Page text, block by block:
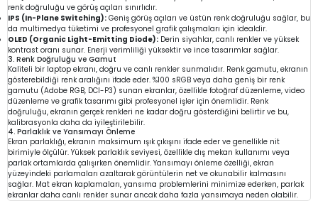
renk doğruluğu ve görüş açıları sınırlıdır.
IPS (In-Plane Switching): Geniş görüş açıları ve üstün renk doğruluğu sağlar, bu
da multimedya tüketimi ve profesyonel grafik çalışmaları için idealdir.
OLED (Organic Light-Emitting Diode): Derin siyahlar, canlı renkler ve yüksek
kontrast oranı sunar. Enerji verimliliği yüksektir ve ince tasarımlar sağlar.
3. Renk Doğruluğu ve Gamut
Kaliteli bir laptop ekranı, doğru ve canlı renkler sunmalıdır. Renk gamutu, ekranın
gösterebildiği renk aralığını ifade eder. %100 sRGB veya daha geniş bir renk
gamutu (Adobe RGB, DCI-P3) sunan ekranlar, özellikle fotoğraf düzenleme, video
düzenleme ve grafik tasarımı gibi profesyonel işler için önemlidir. Renk
doğruluğu, ekranın gerçek renkleri ne kadar doğru gösterdiğini belirtir ve bu,
kalibrasyonla daha da iyileştirilebilir.
4. Parlaklık ve Yansımayı Önleme
Ekran parlaklığı, ekranın maksimum ışık çıkışını ifade eder ve genellikle nit
birimiyle ölçülür. Yüksek parlaklık seviyesi, özellikle dış mekan kullanımı veya
parlak ortamlarda çalışırken önemlidir. Yansımayı önleme özelliği, ekran
yüzeyindeki parlamaları azaltarak görüntülerin net ve okunabilir kalmasını
sağlar. Mat ekran kaplamaları, yansıma problemlerini minimize ederken, parlak
ekranlar daha canlı renkler sunar ancak daha fazla yansımaya neden olabilir.